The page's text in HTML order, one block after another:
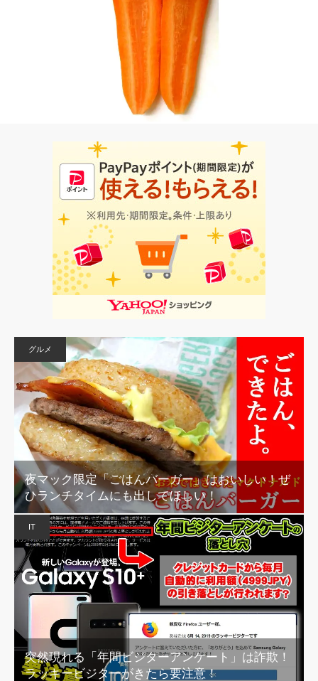
グルメ
夜マック限定「ごはんバーガー」はおいしい！ぜ
ひランチタイムにも出してほしい！
IT
突然現れる「年間ビジターアンケート」は詐欺！
ラッキービジターがきたら要注意！